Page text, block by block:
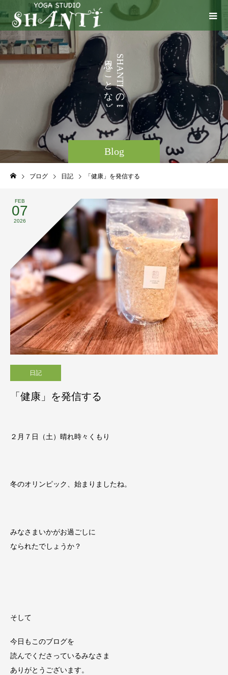
Blog
S
H
A
N
T
I
の
。
う
こ
と
な
ど
い
ろ
い
ろ
ブログ 日記 「健康」を発信する
FEB
07
2026
日記
「健康」を発信する
２月７日（土）晴れ時々くもり
冬のオリンピック、始まりましたね。
みなさまいかがお過ごしに
なられたでしょうか？
そして
今日もこのブログを
読んでくださっているみなさま
ありがとうございます。